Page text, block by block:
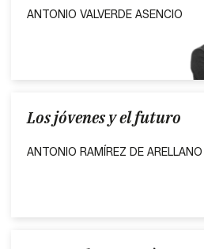
ANTONIO VALVERDE ASENCIO
Los jóvenes y el futuro
ANTONIO RAMÍREZ DE ARELLANO